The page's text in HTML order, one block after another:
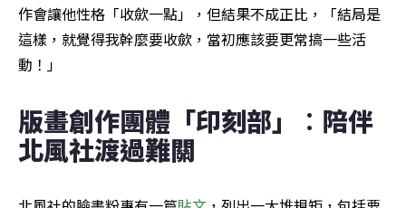
作會讓他性格「收歛一點」，但結果不成正比，「結局是
這樣，就覺得我幹麼要收歛，當初應該要更常搞一些活
動！」
版畫創作團體「印刻部」︰陪伴
北風社渡過難關